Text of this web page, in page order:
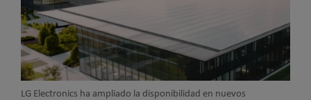
LG Electronics ha ampliado la disponibilidad en nuevos